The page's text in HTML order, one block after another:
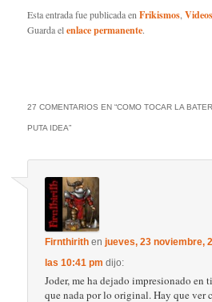
Esta entrada fue publicada enFrikismos ,Videos
Guarda elenlace permanente.
27 COMENTARIOS EN “COMO TOCAR LA
PUTA IDEA”
Firnthirith enjueves, 23 noviembre,
las 10:41 pm dijo:
Joder, me ha dejado impresionado en
que nada por lo original. Hay que ver